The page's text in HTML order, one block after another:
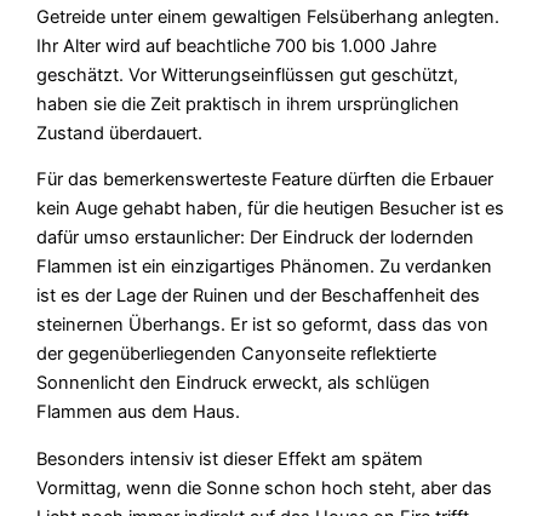
Getreide unter einem gewaltigen Felsüberhang anlegten.
Ihr Alter wird auf beachtliche 700 bis 1.000 Jahre
geschätzt. Vor Witterungseinflüssen gut geschützt,
haben sie die Zeit praktisch in ihrem ursprünglichen
Zustand überdauert.
Für das bemerkenswerteste Feature dürften die Erbauer
kein Auge gehabt haben, für die heutigen Besucher ist es
dafür umso erstaunlicher: Der Eindruck der lodernden
Flammen ist ein einzigartiges Phänomen. Zu verdanken
ist es der Lage der Ruinen und der Beschaffenheit des
steinernen Überhangs. Er ist so geformt, dass das von
der gegenüberliegenden Canyonseite reflektierte
Sonnenlicht den Eindruck erweckt, als schlügen
Flammen aus dem Haus.
Besonders intensiv ist dieser Effekt am spätem
Vormittag, wenn die Sonne schon hoch steht, aber das